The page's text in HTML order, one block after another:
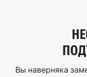
Вы наверняка